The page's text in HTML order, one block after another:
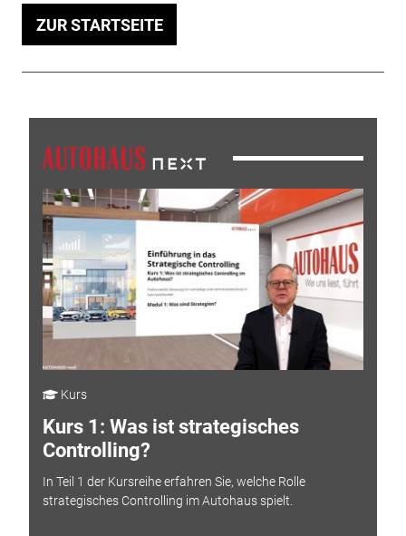
ZUR STARTSEITE
Kurs
Kurs 1: Was ist strategisches
Controlling?
In Teil 1 der Kursreihe erfahren Sie, welche Rolle
strategisches Controlling im Autohaus spielt.